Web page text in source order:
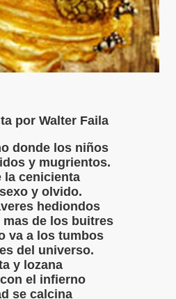
Calabaza de cenicienta‏ por Walter Faila
donde los niños
y mugrientos.
la cenicienta
y olvido.
hediondos
mas de los buitres
va a los tumbos
del universo.
y lozana
el infierno
se calcina